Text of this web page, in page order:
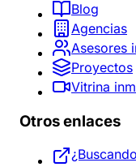
Blog
Agencias
Asesores
Proyectos
Vitrina
Otros enlaces